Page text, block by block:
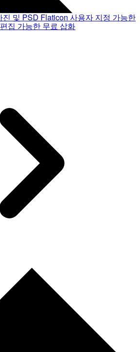
진 및 PSD Flaticon 사용자 지정 가능한
편집 가능한 무료 삽화